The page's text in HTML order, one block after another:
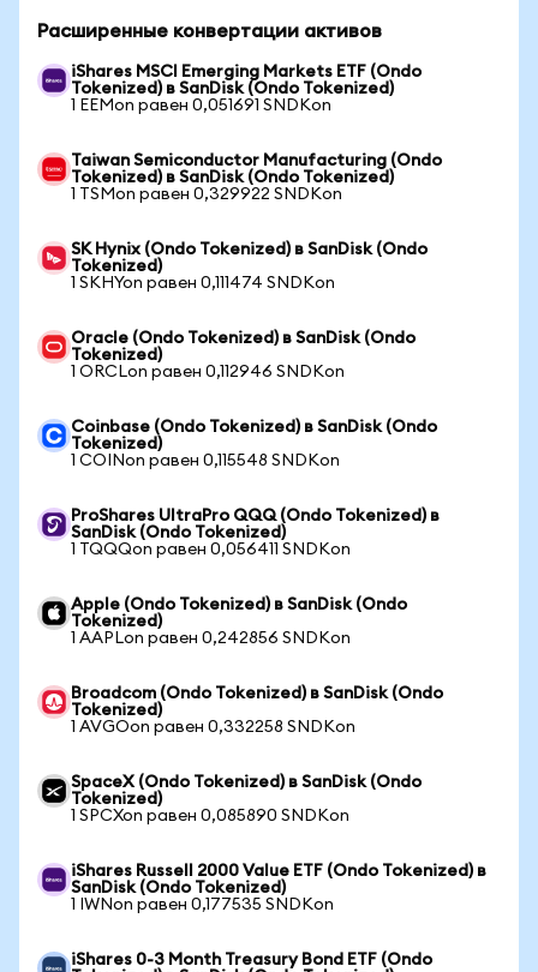
Расширенные конвертации активов
iShares MSCI Emerging Markets ETF (Ondo
Tokenized) в SanDisk (Ondo Tokenized)
1 EEMon равен 0,051691 SNDKon
Taiwan Semiconductor Manufacturing (Ondo
Tokenized) в SanDisk (Ondo Tokenized)
1 TSMon равен 0,329922 SNDKon
SK Hynix (Ondo Tokenized) в SanDisk (Ondo
Tokenized)
1 SKHYon равен 0,111474 SNDKon
Oracle (Ondo Tokenized) в SanDisk (Ondo
Tokenized)
1 ORCLon равен 0,112946 SNDKon
Coinbase (Ondo Tokenized) в SanDisk (Ondo
Tokenized)
1 COINon равен 0,115548 SNDKon
ProShares UltraPro QQQ (Ondo Tokenized) в
SanDisk (Ondo Tokenized)
1 TQQQon равен 0,056411 SNDKon
Apple (Ondo Tokenized) в SanDisk (Ondo
Tokenized)
1 AAPLon равен 0,242856 SNDKon
Broadcom (Ondo Tokenized) в SanDisk (Ondo
Tokenized)
1 AVGOon равен 0,332258 SNDKon
SpaceX (Ondo Tokenized) в SanDisk (Ondo
Tokenized)
1 SPCXon равен 0,085890 SNDKon
iShares Russell 2000 Value ETF (Ondo Tokenized) в
SanDisk (Ondo Tokenized)
1 IWNon равен 0,177535 SNDKon
iShares 0-3 Month Treasury Bond ETF (Ondo